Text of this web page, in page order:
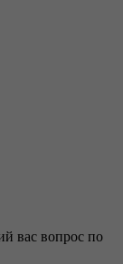
вас вопрос по